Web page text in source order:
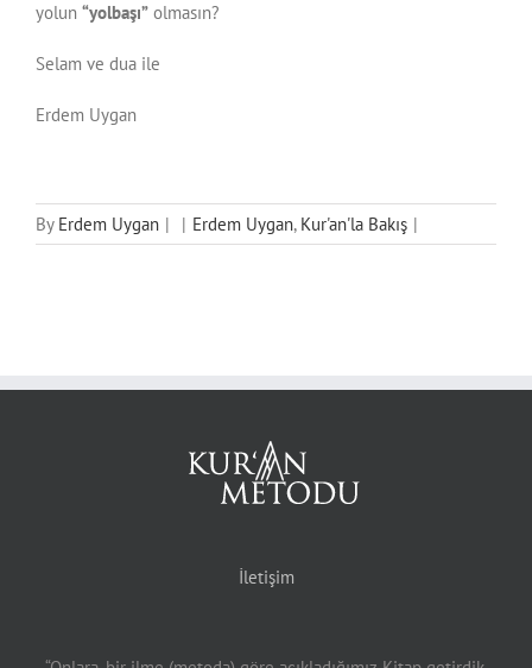
yolun “yolbaşı” olmasın?
Selam ve dua ile
Erdem Uygan
By Erdem Uygan | | Erdem Uygan, Kur'an'la Bakış |
İletişim